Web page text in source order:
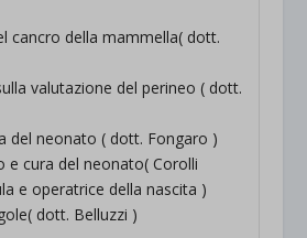
cancro della mammella( dott.
valutazione del perineo ( dott.
del neonato ( dott. Fongaro )
e cura del neonato( Corolli
e operatrice della nascita )
dott. Belluzzi )